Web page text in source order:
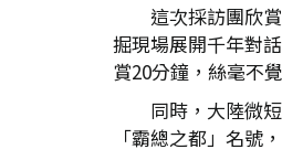
這次採訪團欣
掘現場展開千年對
賞20分鐘，絲毫不
同時，大陸微
「霸總之都」名號